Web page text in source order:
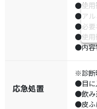
●使用
●アル
●必要
●使用
●内容
応急処置
※診断
●目に
●飲み
●皮ふ